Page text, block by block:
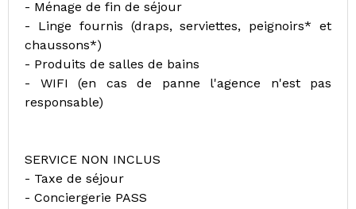
- Ménage de fin de séjour
- Linge fournis (draps, serviettes, peignoirs* et
chaussons*)
- Produits de salles de bains
- WIFI (en cas de panne l'agence n'est pas
responsable)
SERVICE NON INCLUS
- Taxe de séjour
- Conciergerie PASS